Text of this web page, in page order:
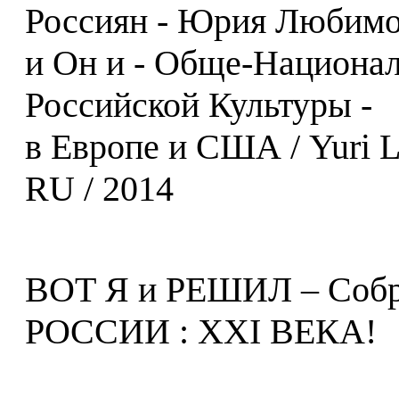
Россиян - Юрия
и Он и - Обще-
Российской Культуры -
в Европе и США / Yuri
RU / 2014
ВОТ Я и РЕШИЛ –
РОССИИ : XXI ВЕКА!